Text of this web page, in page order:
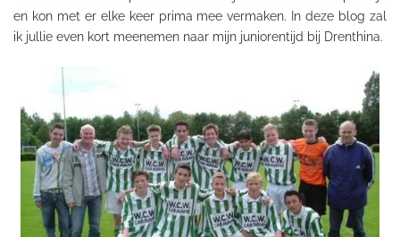
en kon met er elke keer prima mee vermaken. In deze blog zal
ik jullie even kort meenemen naar mijn juniorentijd bij Drenthina.